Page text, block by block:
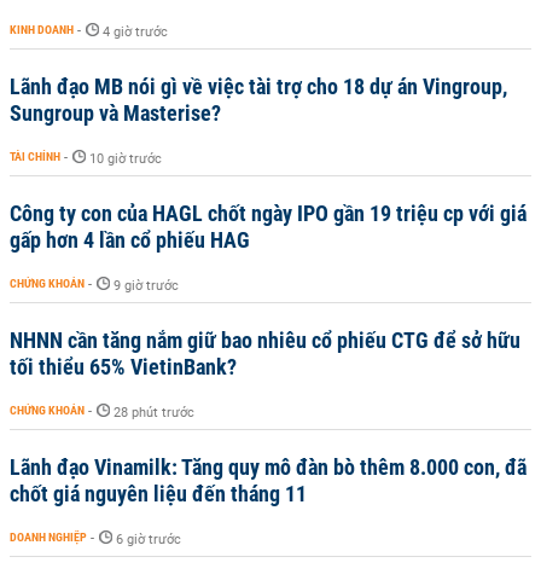
KINH DOANH - 4 giờ trước
Lãnh đạo MB nói gì về việc tài trợ cho 18 dự án Vingroup,
Sungroup và Masterise?
TÀI CHÍNH - 10 giờ trước
Công ty con của HAGL chốt ngày IPO gần 19 triệu cp với giá
gấp hơn 4 lần cổ phiếu HAG
CHỨNG KHOÁN - 9 giờ trước
NHNN cần tăng nắm giữ bao nhiêu cổ phiếu CTG để sở hữu
tối thiểu 65% VietinBank?
CHỨNG KHOÁN - 28 phút trước
Lãnh đạo Vinamilk: Tăng quy mô đàn bò thêm 8.000 con, đã
chốt giá nguyên liệu đến tháng 11
DOANH NGHIỆP - 6 giờ trước